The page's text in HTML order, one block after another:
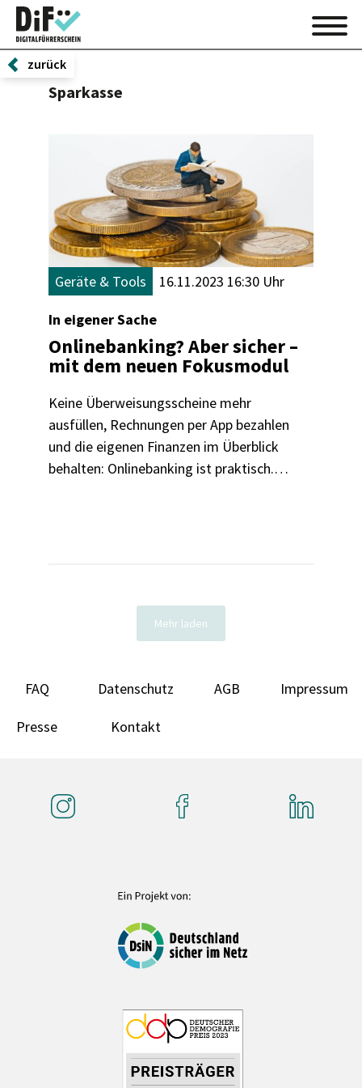
zurück
Sparkasse
Geräte & Tools 16.11.2023 16:30 Uhr
In eigener Sache
Onlinebanking? Aber sicher –
mit dem neuen Fokusmodul
Keine Überweisungsscheine mehr
ausfüllen, Rechnungen per App bezahlen
und die eigenen Finanzen im Überblick
behalten: Onlinebanking ist praktisch.
Mehr laden
FAQ Datenschutz AGB Impressum
Presse Kontakt